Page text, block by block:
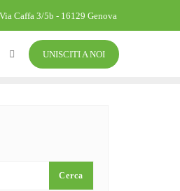
Via Caffa 3/5b - 16129 Genova
UNISCITI A NOI
Cerca